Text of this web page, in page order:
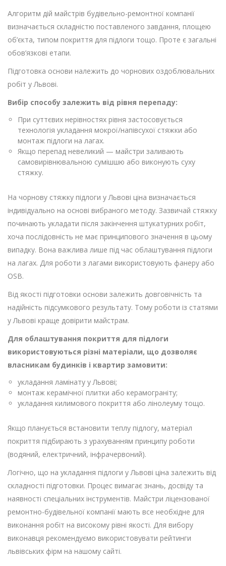
Алгоритм дій майстрів будівельно-ремонтної компанії
визначається складністю поставленого завдання, площею
об’єкта, типом покриття для підлоги тощо. Проте є загальні
обов’язкові етапи.
Підготовка основи належить до чорнових оздоблювальних
робіт у Львові.
Вибір способу залежить від рівня перепаду:
При суттєвих нерівностях рівня застосовується
технологія укладання мокрої/напівсухої стяжки або
монтаж підлоги на лагах.
Якщо перепад невеликий — майстри заливають
самовирівнювальною сумішшю або виконують суху
стяжку.
На чорнову стяжку підлоги у Львові ціна визначається
індивідуально на основі вибраного методу. Зазвичай стяжку
починають укладати після закінчення штукатурних робіт,
хоча послідовність не має принципового значення в цьому
випадку. Вона важлива лише під час облаштування підлоги
на лагах. Для роботи з лагами використовують фанеру або
OSB.
Від якості підготовки основи залежить довговічність та
надійність підсумкового результату. Тому роботи із статями
у Львові краще довірити майстрам.
Для облаштування покриття для підлоги
використовуються різні матеріали, що дозволяє
власникам будинків і квартир замовити:
укладання ламінату у Львові;
монтаж керамічної плитки або керамограніту;
укладання килимового покриття або лінолеуму тощо.
Якщо планується встановити теплу підлогу, матеріал
покриття підбирають з урахуванням принципу роботи
(водяний, електричний, інфрачервоний).
Логічно, що на укладання підлоги у Львові ціна залежить від
складності підготовки. Процес вимагає знань, досвіду та
наявності спеціальних інструментів. Майстри ліцензованої
ремонтно-будівельної компанії мають все необхідне для
виконання робіт на високому рівні якості. Для вибору
виконавця рекомендуємо використовувати рейтинги
львівських фірм на нашому сайті.